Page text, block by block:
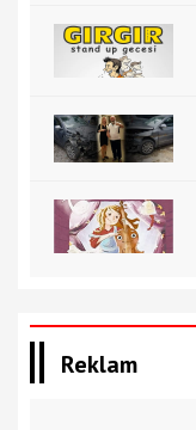
Reklam